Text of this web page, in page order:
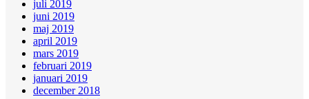
juli 2019
juni 2019
maj 2019
april 2019
mars 2019
februari 2019
januari 2019
december 2018